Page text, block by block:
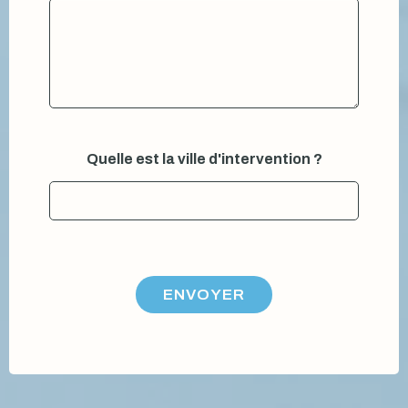
Quelle est la ville d'intervention ?
ENVOYER